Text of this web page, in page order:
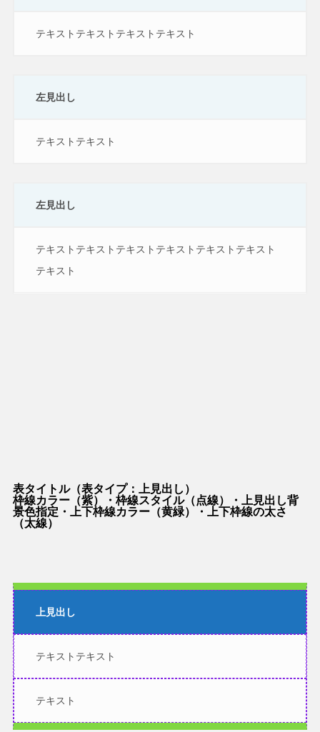
テキストテキストテキストテキスト
左見出し
テキストテキスト
左見出し
テキストテキストテキストテキストテキストテキスト
テキスト
表タイトル（表タイプ：上見出し）
枠線カラー（紫）・枠線スタイル（点線）・上見出し背
景色指定・上下枠線カラー（黄緑）・上下枠線の太さ
（太線）
上見出し
テキストテキスト
テキスト